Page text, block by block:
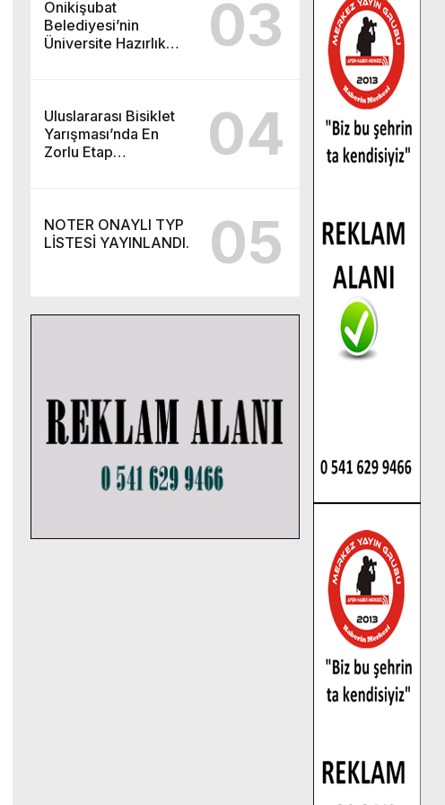
Onikişubat
Belediyesi’nin
Üniversite Hazırlık
03
Uluslararası Bisiklet
Yarışması’nda En
Zorlu Etap
04
NOTER ONAYLI TYP
LİSTESİ YAYINLANDI.
05